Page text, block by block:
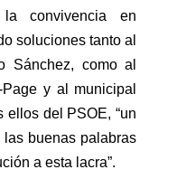
convivencia en
soluciones tanto al
Sánchez, como al
y al municipal
ellos del PSOE, “un
buenas palabras
a esta lacra”.